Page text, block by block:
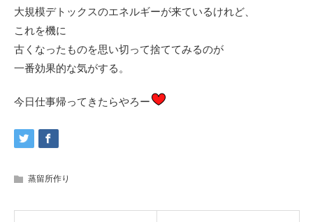
大規模デトックスのエネルギーが来ているけれど、
これを機に
古くなったものを思い切って捨ててみるのが
一番効果的な気がする。
今日仕事帰ってきたらやろー
蒸留所作り